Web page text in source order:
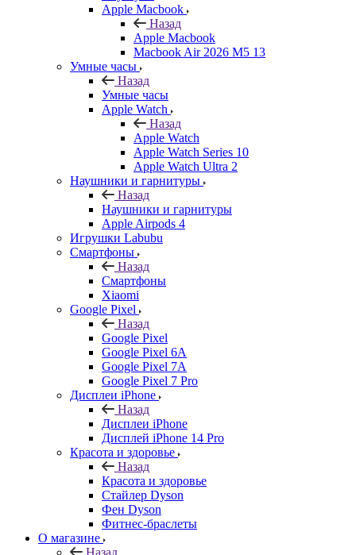
Apple Macbook
Назад
Apple Macbook
Macbook Air 2026 M5 13
Умные часы
Назад
Умные часы
Apple Watch
Назад
Apple Watch
Apple Watch Series 10
Apple Watch Ultra 2
Наушники и гарнитуры
Назад
Наушники и гарнитуры
Apple Airpods 4
Игрушки Labubu
Смартфоны
Назад
Смартфоны
Xiaomi
Google Pixel
Назад
Google Pixel
Google Pixel 6A
Google Pixel 7А
Google Pixel 7 Pro
Дисплеи iPhone
Назад
Дисплеи iPhone
Дисплей iPhone 14 Pro
Красота и здоровье
Назад
Красота и здоровье
Стайлер Dyson
Фен Dyson
Фитнес-браслеты
О магазине
Назад